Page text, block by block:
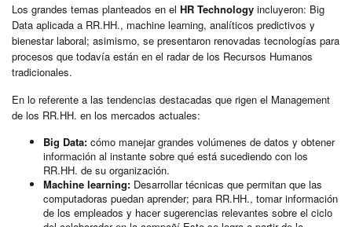
Los grandes temas planteados en el HR Technology incluyeron: Big
Data aplicada a RR.HH., machine learning, analíticos predictivos y
bienestar laboral; asimismo, se presentaron renovadas tecnologías para
procesos que todavía están en el radar de los Recursos Humanos
tradicionales.
En lo referente a las tendencias destacadas que rigen el Management
de los RR.HH. en los mercados actuales:
Big Data: cómo manejar grandes volúmenes de datos y obtener
información al instante sobre qué está sucediendo con los
RR.HH. de su organización.
Machine learning: Desarrollar técnicas que permitan que las
computadoras puedan aprender; para RR.HH., tomar información
de los empleados y hacer sugerencias relevantes sobre el ciclo